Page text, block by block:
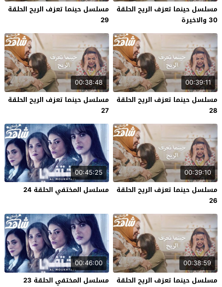
مسلسل حينما تعزف الريح الحلقة
30 والاخيرة
مسلسل حينما تعزف الريح الحلقة
29
00:39:11
مسلسل حينما تعزف الريح الحلقة
28
00:38:48
مسلسل حينما تعزف الريح الحلقة
27
00:39:10
مسلسل حينما تعزف الريح الحلقة
26
00:45:25
مسلسل المختفي الحلقة 24
00:38:59
مسلسل حينما تعزف الريح الحلقة
00:46:00
مسلسل المختفي الحلقة 23